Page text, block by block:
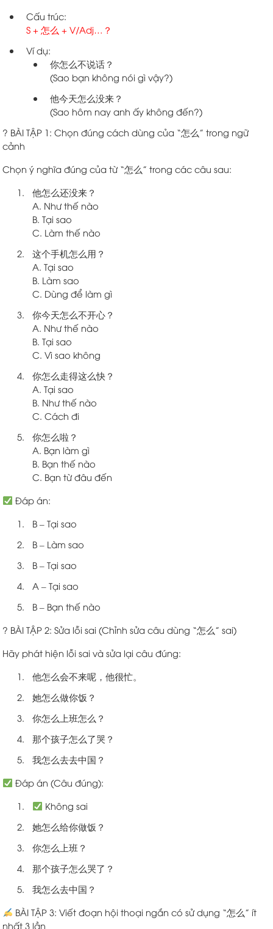
Cấu trúc:
S + 怎么 + V/Adj…？
Ví dụ:
你怎么不说话？
(Sao bạn không nói gì vậy?)
他今天怎么没来？
(Sao hôm nay anh ấy không đến?)
? BÀI TẬP 1: Chọn đúng cách dùng của “怎么” trong ngữ
cảnh
Chọn ý nghĩa đúng của từ “怎么” trong các câu sau:
他怎么还没来？
A. Như thế nào
B. Tại sao
C. Làm thế nào
这个手机怎么用？
A. Tại sao
B. Làm sao
C. Dùng để làm gì
你今天怎么不开心？
A. Như thế nào
B. Tại sao
C. Vì sao không
你怎么走得这么快？
A. Tại sao
B. Như thế nào
C. Cách đi
你怎么啦？
A. Bạn làm gì
B. Bạn thế nào
C. Bạn từ đâu đến
Đáp án:
B – Tại sao
B – Làm sao
B – Tại sao
A – Tại sao
B – Bạn thế nào
? BÀI TẬP 2: Sửa lỗi sai (Chỉnh sửa câu dùng “怎么” sai)
Hãy phát hiện lỗi sai và sửa lại câu đúng:
他怎么会不来呢，他很忙。
她怎么做你饭？
你怎么上班怎么？
那个孩子怎么了哭？
我怎么去去中国？
Đáp án (Câu đúng):
Không sai
她怎么给你做饭？
你怎么上班？
那个孩子怎么哭了？
我怎么去中国？
BÀI TẬP 3: Viết đoạn hội thoại ngắn có sử dụng “怎么” ít
nhất 3 lần